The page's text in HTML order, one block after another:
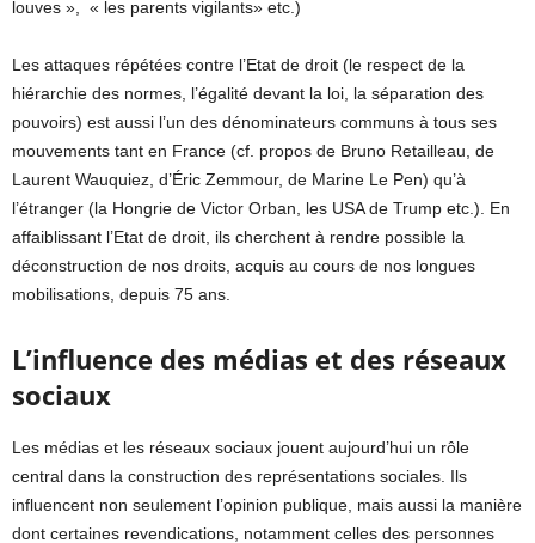
louves », « les parents vigilants» etc.)
Les attaques répétées contre l’Etat de droit (le respect de la
hiérarchie des normes, l’égalité devant la loi, la séparation des
pouvoirs) est aussi l’un des dénominateurs communs à tous ses
mouvements tant en France (cf. propos de Bruno Retailleau, de
Laurent Wauquiez, d’Éric Zemmour, de Marine Le Pen) qu’à
l’étranger (la Hongrie de Victor Orban, les USA de Trump etc.). En
affaiblissant l’Etat de droit, ils cherchent à rendre possible la
déconstruction de nos droits, acquis au cours de nos longues
mobilisations, depuis 75 ans.
L’influence des médias et des réseaux
sociaux
Les médias et les réseaux sociaux jouent aujourd’hui un rôle
central dans la construction des représentations sociales. Ils
influencent non seulement l’opinion publique, mais aussi la manière
dont certaines revendications, notamment celles des personnes